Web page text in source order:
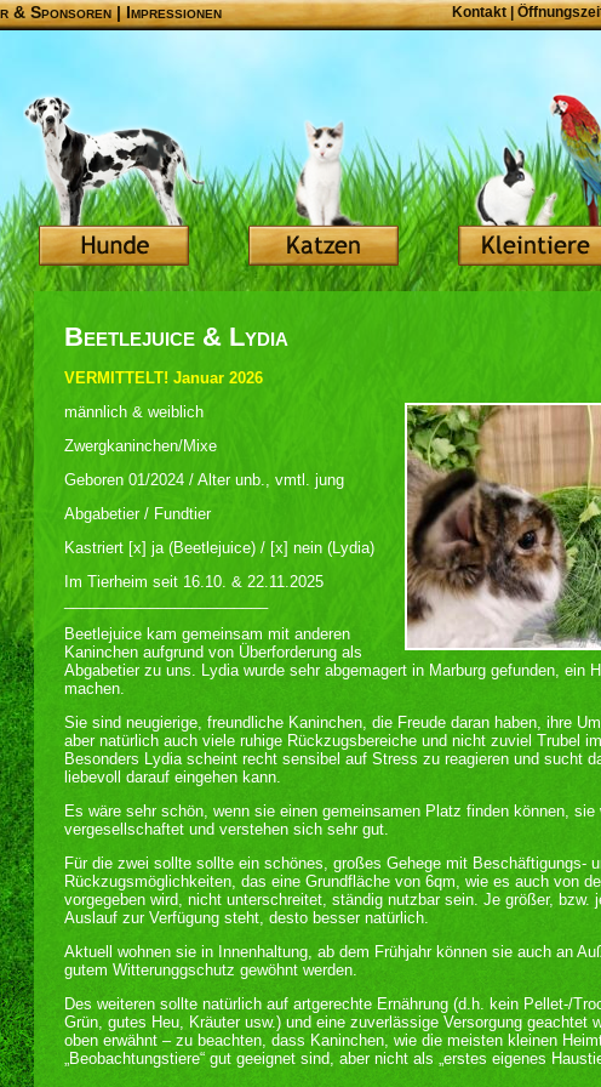
& Sponsoren|Impressionen Kontakt
Beetlejuice & Lydia
VERMITTELT! Januar 2026
männlich & weiblich
Zwergkaninchen/Mixe
Geboren 01/2024 / Alter unb., vmtl. jung
Abgabetier / Fundtier
Kastriert [x] ja (Beetlejuice) / [x] nein (Lydia)
Im Tierheim seit 16.10. & 22.11.2025
Beetlejuice kam gemeinsam mit anderen
Kaninchen aufgrund von Überforderung als
Abgabetier zu uns. Lydia wurde sehr abgemagert in Marburg gefunden, ein
machen.
Sie sind neugierige, freundliche Kaninchen, die Freude daran haben, ihre
aber natürlich auch viele ruhige Rückzugsbereiche und nicht zuviel Trubel
Besonders Lydia scheint recht sensibel auf Stress zu reagieren und sucht
liebevoll darauf eingehen kann.
Es wäre sehr schön, wenn sie einen gemeinsamen Platz finden können, sie
vergesellschaftet und verstehen sich sehr gut.
Für die zwei sollte sollte ein schönes, großes Gehege mit Beschäftigungs-
Rückzugsmöglichkeiten, das eine Grundfläche von 6qm, wie es auch von
vorgegeben wird, nicht unterschreitet, ständig nutzbar sein. Je größer, bzw.
Auslauf zur Verfügung steht, desto besser natürlich.
Aktuell wohnen sie in Innenhaltung, ab dem Frühjahr können sie auch an
gutem Witterunggschutz gewöhnt werden.
Des weiteren sollte natürlich auf artgerechte Ernährung (d.h. kein Pellet-/
Grün, gutes Heu, Kräuter usw.) und eine zuverlässige Versorgung geachtet
oben erwähnt – zu beachten, dass Kaninchen, wie die meisten kleinen
„Beobachtungstiere“ gut geeignet sind, aber nicht als „erstes eigenes